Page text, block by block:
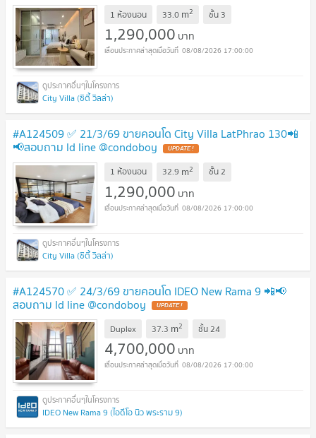
1 ห้องนอน 33.0 m2 ชั้น 3
1,290,000 บาท
08/08/2026 17:00:00
City Villa (ซิตี้ วิลล่า)
#A124509 ✅ 21/3/69 ขายคอนโด City Villa LatPhrao 130📲
📢สอบถาม ld line @condoboy UPDATE !
1 ห้องนอน 32.9 m2 ชั้น2
1,290,000 บาท
08/08/2026 17:00:00
City Villa (ซิตี้ วิลล่า)
#A124570 ✅ 24/3/69 ขายคอนโด IDEO New Rama 9 📲📢
สอบถาม ld line @condoboy UPDATE !
Duplex 37.3 m2 ชั้น24
4,700,000 บาท
08/08/2026 17:00:00
IDEO New Rama 9 (ไอดีโอ นิว พระราม 9)